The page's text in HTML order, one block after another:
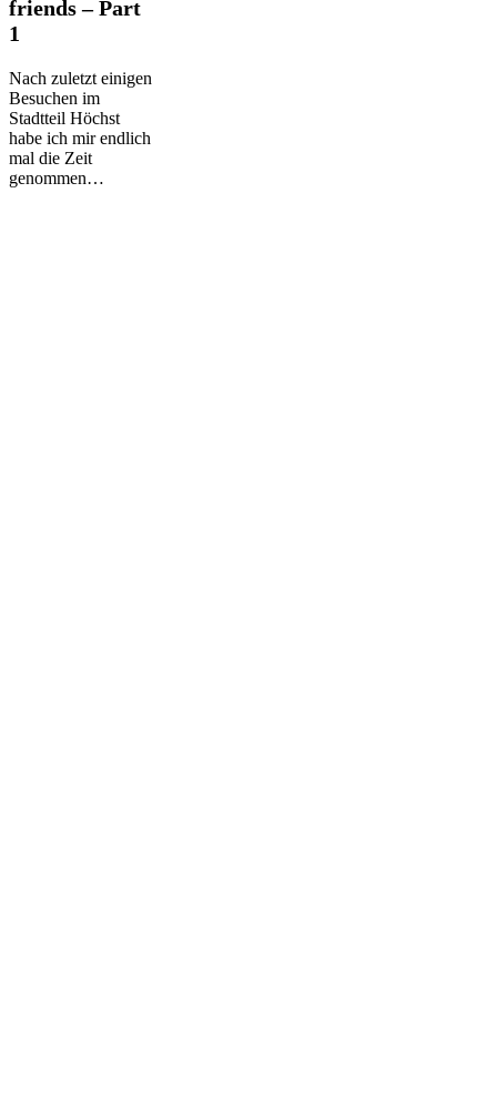
&
friends
Part
1
friends – Part
1
Nach zuletzt einigen
Besuchen im
Stadtteil Höchst
habe ich mir endlich
mal die Zeit
genommen…